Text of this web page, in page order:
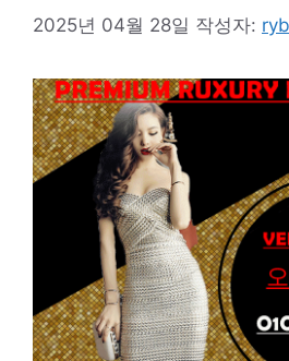
2025년 04월 28일 작성자: